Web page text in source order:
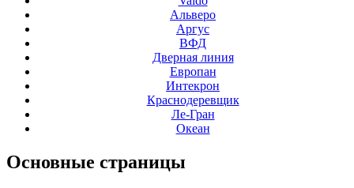
Альверо
Аргус
ВФД
Дверная линия
Европан
Интекрон
Краснодеревщик
Ле-Гран
Океан
Основные страницы